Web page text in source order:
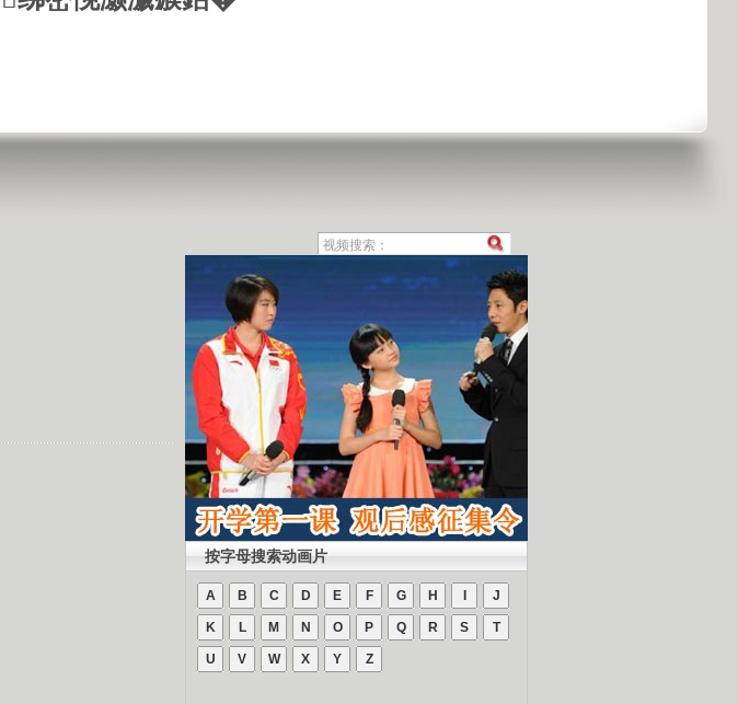
按字母搜索动画片
A B C D E F G H J
K L M N O P Q R S T
U V W X Y Z